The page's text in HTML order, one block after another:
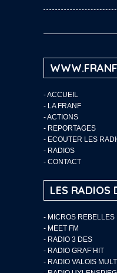
-ACCUEIL
- LA FRANF
-ACTIONS
- REPORTAGES
- ECOUTER LES
- RADIOS
- CONTACT
LES RADIOS
- MICROS REBELLES
- MEET FM
- RADIO 3 DES
- RADIO GRAF’HIT
- RADIO VALOIS